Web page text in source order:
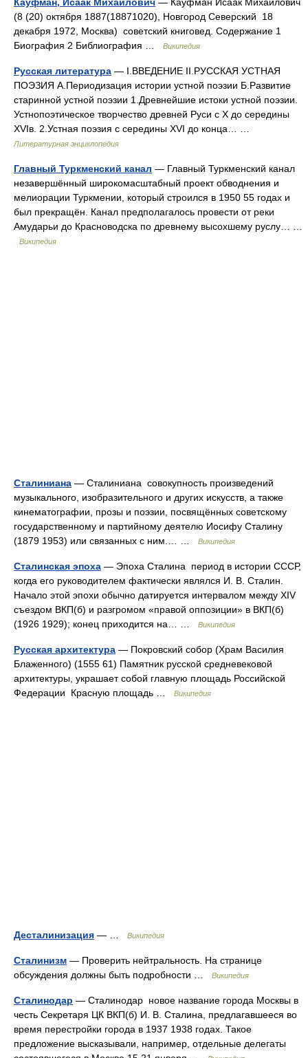
(8 (20) октября 1887(18871020), Новгород Северский 18
декабря 1972, Москва) советский книговед. Содержание 1
Биография 2 Библиография …
Википедия
Русская литература — I.ВВЕДЕНИЕ II.РУССКАЯ УСТНАЯ
ПОЭЗИЯ А.Периодизация истории устной поэзии Б.Развитие
старинной устной поэзии 1.Древнейшие истоки устной поэзии.
Устнопоэтическое творчество древней Руси с X до середины
XVIв. 2.Устная поэзия с середины XVI до конца… …
Литературная энциклопедия
Главный Туркменский канал — Главный Туркменский канал
незавершённый широкомасштабный проект обводнения и
мелиорации Туркмении, который строился в 1950 55 годах и
был прекращён. Канал предполагалось провести от реки
Амударьи до Красноводска по древнему высохшему руслу… …
Википедия
Сталиниана — Сталиниана совокупность произведений
музыкального, изобразительного и других искусств, а также
кинематографии, прозы и поэзии, посвящённых советскому
государственному и партийному деятелю Иосифу Сталину
(1879 1953) или связанных с ним.… …
Википедия
Сталинская эпоха — Эпоха Сталина период в истории СССР,
когда его руководителем фактически являлся И. В. Сталин.
Начало этой эпохи обычно датируется интервалом между XIV
съездом ВКП(б) и разгромом «правой оппозиции» в ВКП(б)
(1926 1929); конец приходится на… …
Википедия
Русская архитектура — Покровский собор (Храм Василия
Блаженного) (1555 61) Памятник русской средневековой
архитектуры, украшает собой главную площадь Российской
Федерации Красную площадь …
Википедия
Десталинизация — … Википедия
Сталинизм — Проверить нейтральность. На странице
обсуждения должны быть подробности …
Википедия
Сталинодар — Сталинодар новое название города Москвы в
честь Секретаря ЦК ВКП(б) И. В. Сталина, предлагавшееся во
время перестройки города в 1937 1938 годах. Такое
предложение высказывали, например, отдельные делегаты